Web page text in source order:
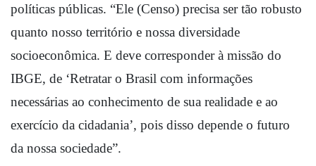
políticas públicas. “Ele (Censo) precisa ser tão robusto
quanto nosso território e nossa diversidade
socioeconômica. E deve corresponder à missão do
IBGE, de ‘Retratar o Brasil com informações
necessárias ao conhecimento de sua realidade e ao
exercício da cidadania’, pois disso depende o futuro
da nossa sociedade”.